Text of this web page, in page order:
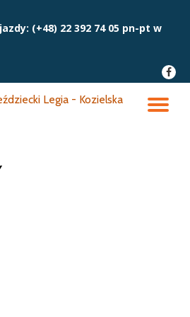
(+48) 22 392 74 05 pn-pt w
fa-
Legia - Kozielska